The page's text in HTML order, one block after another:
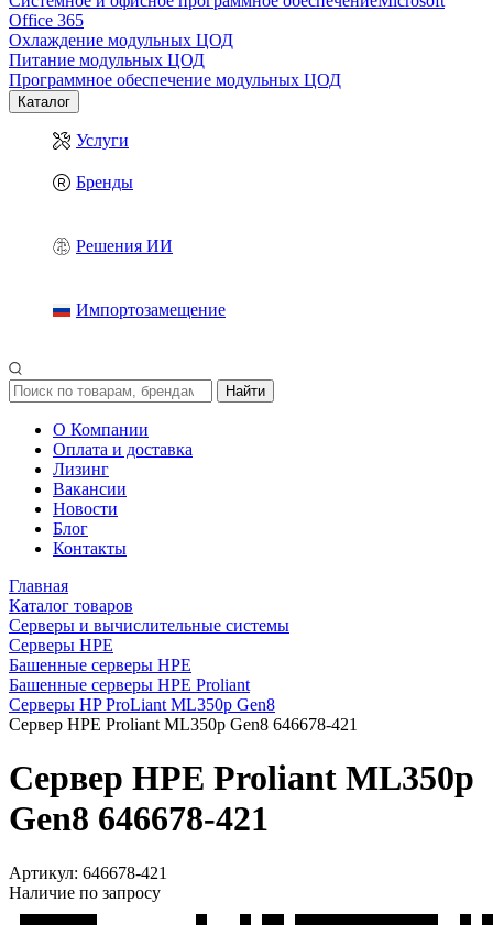
Office 365
Охлаждение модульных ЦОД
Питание модульных ЦОД
Программное обеспечение модульных ЦОД
Каталог
Услуги
Бренды
Решения ИИ
Импортозамещение
Найти
О Компании
Оплата и доставка
Лизинг
Вакансии
Новости
Блог
Контакты
Главная
Каталог товаров
Серверы и вычислительные системы
Серверы HPE
Башенные серверы HPE
Башенные серверы HPE Proliant
Серверы HP ProLiant ML350p Gen8
Сервер HPE Proliant ML350p Gen8 646678-421
Сервер HPE Proliant ML350p
Gen8 646678-421
Артикул: 646678-421
Наличие по запросу